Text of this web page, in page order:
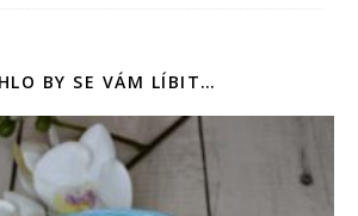
BY SE VÁM LÍBIT…